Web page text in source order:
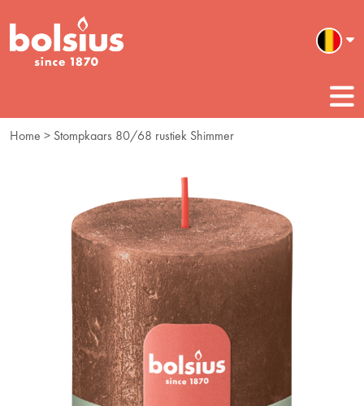
Home > Stompkaars 80/68 rustiek Shimmer